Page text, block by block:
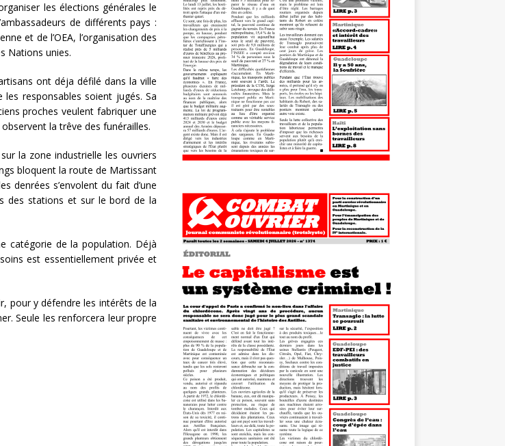
les élections générales le
de différents pays :
et de l’OEA, l’organisation des
Nations unies.
ont déja défilé dans la ville
responsables soient jugés. Sa
proches veulent fabriquer une
la trêve des funérailles.
la zone industrielle les ouvriers
bloquent la route de Martissant
denrées s’envolent du fait d’une
des stations et sur le bord de la
catégorie de la population. Déjà
est essentiellement privée et
pour y défendre les intérêts de la
Seule les renforcera leur propre